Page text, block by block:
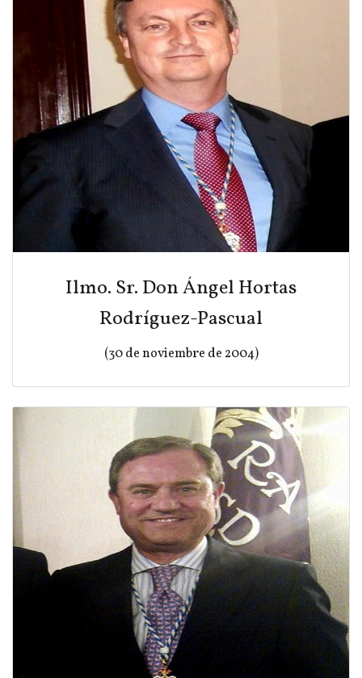
Ilmo. Sr. Don Ángel Hortas
Rodríguez-Pascual
(30 de noviembre de 2004)